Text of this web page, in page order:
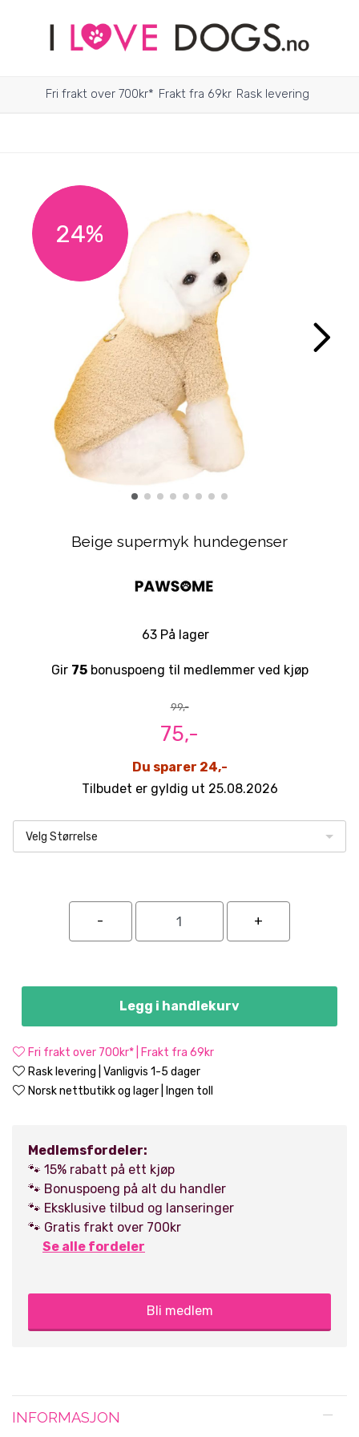
Fri frakt over 700kr* Frakt fra 69kr Rask levering
24%
Beige supermyk hundegenser
63 På lager
Gir 75bonuspoeng til medlemmer ved kjøp
99,-
75,-
Du sparer 24,-
Tilbudet er gyldig ut 25.08.2026
Velg Størrelse
Legg i handlekurv
Fri frakt over 700kr* | Frakt fra 69kr
Rask levering | Vanligvis 1-5 dager
Norsk nettbutikk og lager | Ingen toll
Medlemsfordeler:
🐾 15% rabatt på ett kjøp
🐾 Bonuspoeng på alt du handler
🐾 Eksklusive tilbud og lanseringer
🐾 Gratis frakt over 700kr
Se alle fordeler
Bli medlem
INFORMASJON